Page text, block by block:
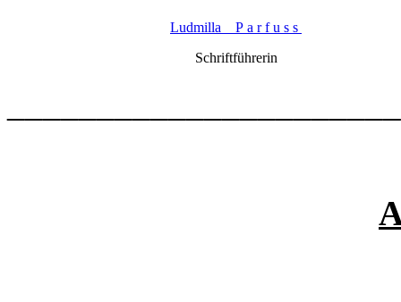
Ludmilla P a r f u s s
Schriftführerin